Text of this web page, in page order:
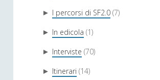
► I percorsi di SF2.0 (7)
► In edicola (1)
► Interviste (70)
► Itinerari (14)